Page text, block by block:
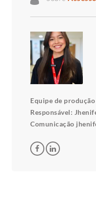
Equipe de
Responsável:
Comunicação